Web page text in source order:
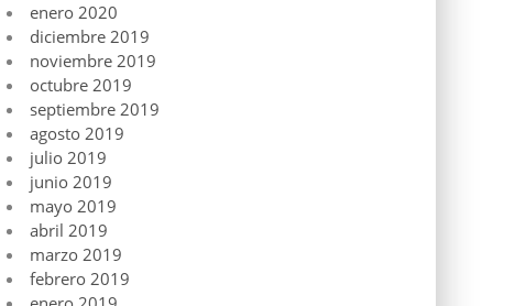
enero 2020
diciembre 2019
noviembre 2019
octubre 2019
septiembre 2019
agosto 2019
julio 2019
junio 2019
mayo 2019
abril 2019
marzo 2019
febrero 2019